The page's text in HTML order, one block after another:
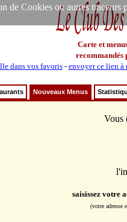
Cookies ou autres
Carte et
recommandés
dans vos favoris- envoyer ce lien à
Nouveaux Menus
Vous
saisissez votre
(votre adresse